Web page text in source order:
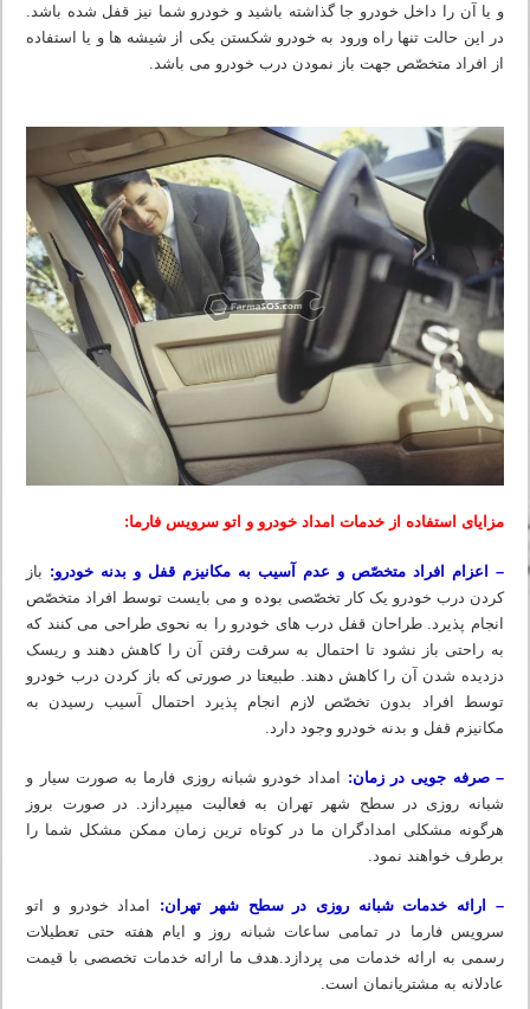
و یا آن را داخل خودرو جا گذاشته باشید و خودرو شما نیز قفل شده باشد.
در این حالت تنها راه ورود به خودرو شکستن یکی از شیشه ها و یا استفاده
از افراد متخصّص جهت باز نمودن درب خودرو می باشد.
مزایای استفاده از خدمات امداد خودرو و اتو سرویس فارما:
– اعزام افراد متخصّص و عدم آسیب به مکانیزم قفل و بدنه خودرو: باز
کردن درب خودرو یک کار تخصّصی بوده و می بایست توسط افراد متخصّص
انجام پذیرد. طراحان قفل درب های خودرو را به نحوی طراحی می کنند که
به راحتی باز نشود تا احتمال به سرقت رفتن آن را کاهش دهند و ریسک
دزدیده شدن آن را کاهش دهند. طبیعتا در صورتی که باز کردن درب خودرو
توسط افراد بدون تخصّص لازم انجام پذیرد احتمال آسیب رسیدن به
مکانیزم قفل و بدنه خودرو وجود دارد.
– صرفه جویی در زمان:
امداد خودرو شبانه روزی فارما به صورت سیار و
شبانه روزی در سطح شهر تهران به فعالیت میپردازد. در صورت بروز
هرگونه مشکلی امدادگران ما در کوتاه ترین زمان ممکن مشکل شما را
برطرف خواهند نمود.
– ارائه خدمات شبانه روزی در سطح شهر تهران: امداد خودرو و اتو
سرویس فارما در تمامی ساعات شبانه روز و ایام هفته حتی تعطیلات
رسمی به ارائه خدمات می پردازد.هدف ما ارائه خدمات تخصصی با قیمت
عادلانه به مشتریانمان است.